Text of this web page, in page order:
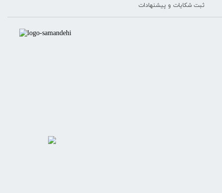
ثبت شکایات و پیشنهادات